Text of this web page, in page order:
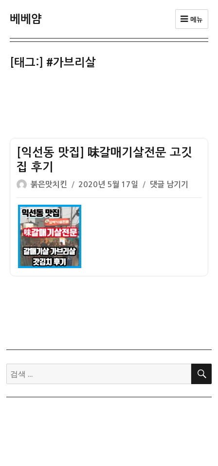
베베얌 메뉴
[태그:] #가브리살
[익선동 맛집] 味갈매기살전문 고깃
집 후기
글
쓴
이
붉은맛치킨
작
성
일
자
2020년 5월 17일
[익
선
댓글 남기기
검
색:
검